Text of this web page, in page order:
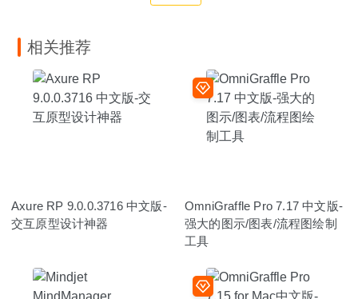
相关推荐
Axure RP 9.0.0.3716 中文版-
交互原型设计神器
OmniGraffle Pro 7.17 中文版-
强大的图示/图表/流程图绘制
工具